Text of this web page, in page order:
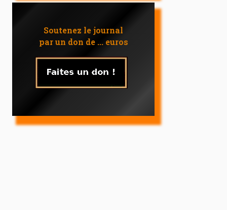
Soutenez le journal
par un don de ... euros